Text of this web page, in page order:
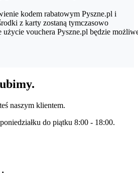
kodem rabatowym Pyszne.pl i
z karty zostaną tymczasowo
użycie vouchera Pyszne.pl będzie
naszym klientem.
do piątku 8:00 - 18:00.